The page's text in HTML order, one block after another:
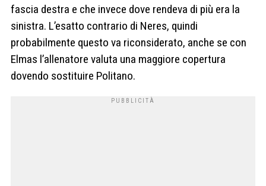
fascia destra e che invece dove rendeva di più era la
sinistra. L’esatto contrario di Neres, quindi
probabilmente questo va riconsiderato, anche se con
Elmas l’allenatore valuta una maggiore copertura
dovendo sostituire Politano.